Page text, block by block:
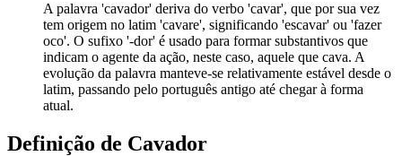
A palavra 'cavador' deriva do verbo 'cavar', que por sua vez
tem origem no latim 'cavare', significando 'escavar' ou 'fazer
oco'. O sufixo '-dor' é usado para formar substantivos que
indicam o agente da ação, neste caso, aquele que cava. A
evolução da palavra manteve-se relativamente estável desde o
latim, passando pelo português antigo até chegar à forma
atual.
Definição de Cavador